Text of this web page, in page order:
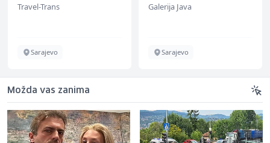
Travel-Trans
Sarajevo
Galerija Java
Sarajevo
Možda vas zanima